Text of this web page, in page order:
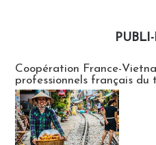
Coopération France-
professionnels français du